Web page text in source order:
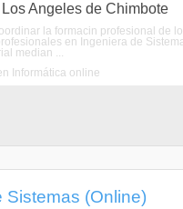
Angeles de Chimbote
la formacin profesional de
en Ingeniera de
median ...
Informática online
Sistemas (Online)